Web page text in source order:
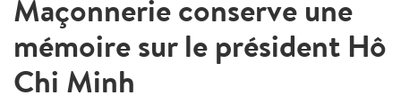
Maçonnerie conserve une
mémoire sur le président Hô
Chi Minh